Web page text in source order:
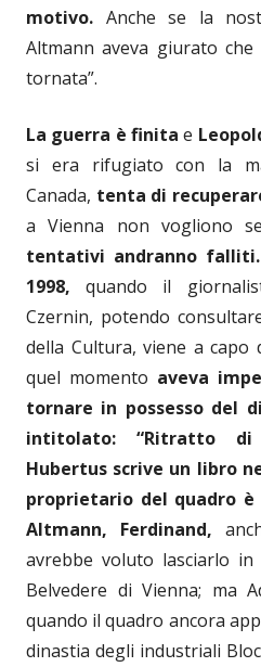
motivo. Anche se la
Altmann aveva giurato
tornata”.
La guerra è finita e
si era rifugiato con la
Canada, tenta di
a Vienna non vogliono
tentativi andranno falliti.
1998, quando il
Czernin, potendo
della Cultura, viene a
quel momento aveva
tornare in possesso del
intitolato: “Ritratto di
Hubertus scrive un libro
proprietario del quadro
Altmann, Ferdinand,
avrebbe voluto lasciarlo
Belvedere di Vienna; ma
quando il quadro ancora
dinastia degli industriali